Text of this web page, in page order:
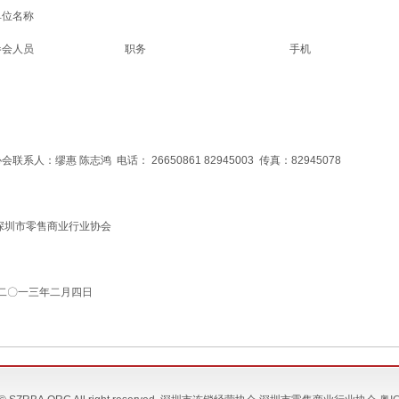
名称
人员 职务 手机
会联系人：缪惠 陈志鸿 电话： 26650861 82945003 传真：82945078
圳市零售商业行业协会
〇一三年二月四日